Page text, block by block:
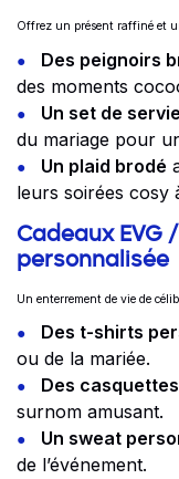
Offrez un présent raffiné et
Des peignoirs
des moments
Un set de
du mariage pour
Un plaid brodé
leurs soirées cosy
Cadeaux EVG
personnalisée
Un enterrement de vie de
Des t-shirts
ou de la mariée.
Des
surnom amusant.
Un sweat
de l’événement.